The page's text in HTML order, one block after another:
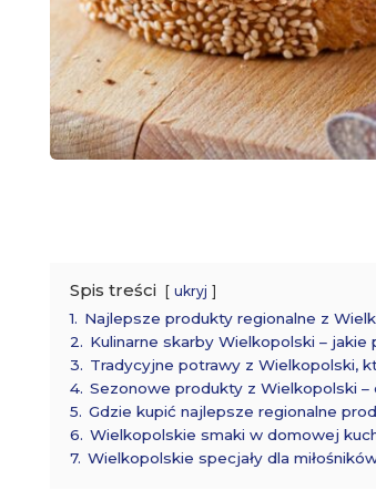
Spis treści ukryj
1. Najlepsze produkty regionalne z
2. Kulinarne skarby Wielkopolski –
3. Tradycyjne potrawy z Wielkopolski,
4. Sezonowe produkty z Wielkopolski –
5. Gdzie kupić najlepsze regionalne
6. Wielkopolskie smaki w domowej
7. Wielkopolskie specjały dla